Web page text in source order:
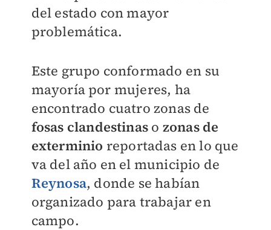
del estado con mayor
problemática.
Este grupo conformado en su
mayoría por mujeres, ha
encontrado cuatro zonas de
fosas clandestinas o zonas de
exterminio reportadas en lo que
va del año en el municipio de
Reynosa, donde se habían
organizado para trabajar en
campo.